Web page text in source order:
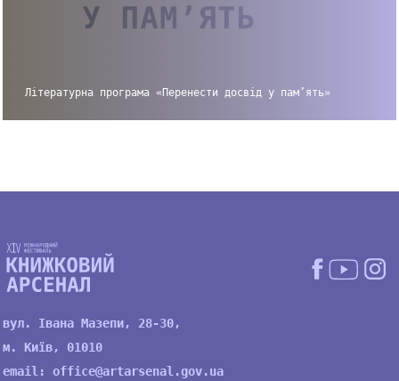
Літературна програма «Перенести досвід у пам’ять»
вул. Івана Мазепи, 28-30,
м. Київ, 01010
email: office@artarsenal.gov.ua